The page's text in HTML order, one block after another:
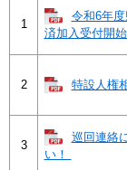
1
令和6年
済加入受付開
2 特設人権
3
巡回連絡
い！